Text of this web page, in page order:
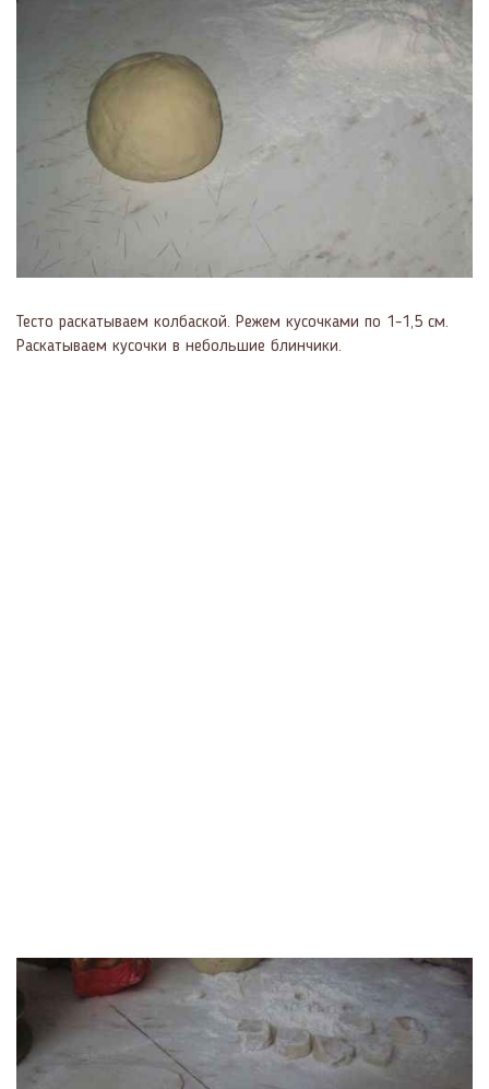
Тесто раскатываем колбаской. Режем кусочками по 1-1,5 см.
Раскатываем кусочки в небольшие блинчики.